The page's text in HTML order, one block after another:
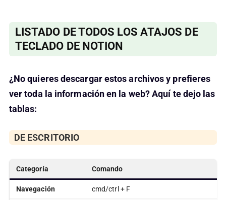
LISTADO DE TODOS LOS ATAJOS DE
TECLADO DE NOTION
¿No quieres descargar estos archivos y prefieres
ver toda la información en la web? Aquí te dejo las
tablas:
DE ESCRITORIO
Categoría Comando
Navegación cmd/ctrl + F